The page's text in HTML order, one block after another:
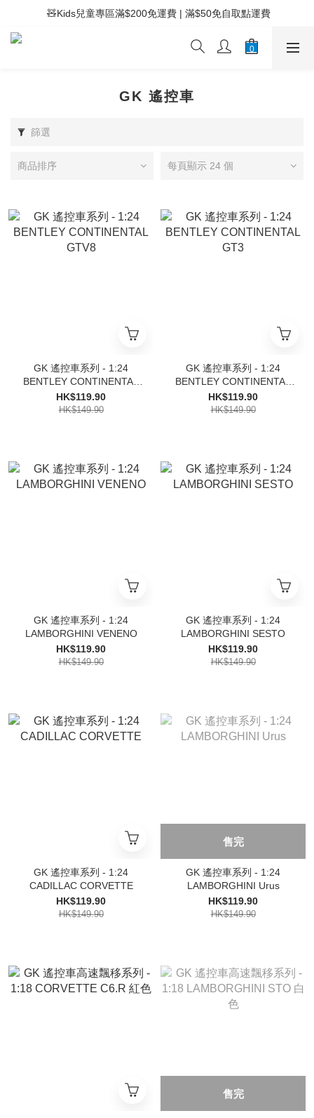
⚡滿$400免運費 | 滿$200免Easy Trade自取點運費
🧸Kids兒童專區滿$200免運費 | 滿$50免自取點運費
⚡滿$400免運費 | 滿$200免Easy Trade自取點運費
GK 遙控車
篩選
商品排序 每頁顯示 24 個
GK 遙控車系列 - 1:24
BENTLEY CONTINENTAL
GTV8
HK$119.90
HK$149.90
GK 遙控車系列 - 1:24
BENTLEY CONTINENTAL
GT3
HK$119.90
HK$149.90
GK 遙控車系列 - 1:24
LAMBORGHINI VENENO
HK$119.90
HK$149.90
GK 遙控車系列 - 1:24
LAMBORGHINI SESTO
HK$119.90
HK$149.90
GK 遙控車系列 - 1:24
CADILLAC CORVETTE
HK$119.90
HK$149.90
售完
GK 遙控車系列 - 1:24
LAMBORGHINI Urus
HK$119.90
HK$149.90
售完